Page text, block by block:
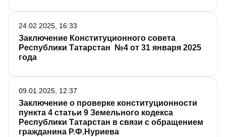
Заключение Конституционного совета
Республики Татарстан №4 от 31 января 2025
года
24.02.2025, 16:33
Заключение о проверке конституционности
пункта 4 статьи 9 Земельного кодекса
Республики Татарстан в связи с обращением
гражданина Р.Ф.Нуриева
09.01.2025, 12:37